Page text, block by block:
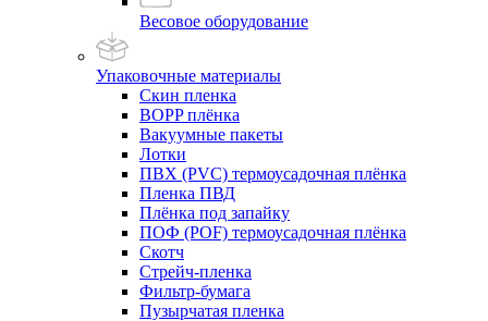
Весовое оборудование
Упаковочные материалы
Скин пленка
BOPP плёнка
Вакуумные пакеты
Лотки
ПВХ (PVC) термоусадочная плёнка
Пленка ПВД
Плёнка под запайку
ПОФ (POF) термоусадочная плёнка
Скотч
Стрейч-пленка
Фильтр-бумага
Пузырчатая пленка